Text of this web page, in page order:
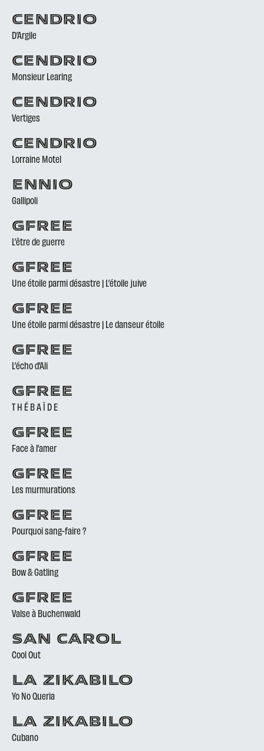
CENDRIO
D’Argile
CENDRIO
Monsieur Learing
CENDRIO
Vertiges
CENDRIO
Lorraine Motel
ENNIO
Gallipoli
GFREE
L’être de guerre
GFREE
Une étoile parmi désastre | L’étoile juive
GFREE
Une étoile parmi désastre | Le danseur étoile
GFREE
L’écho d’Ali
GFREE
T H É B A Ï D E
GFREE
Face à l’amer
GFREE
Les murmurations
GFREE
Pourquoi sang-faire ?
GFREE
Bow & Gatling
GFREE
Valse à Buchenwald
SAN CAROL
Cool Out
LA ZIKABILO
Yo No Queria
LA ZIKABILO
Cubano